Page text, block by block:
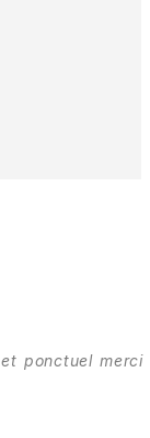
et ponctuel